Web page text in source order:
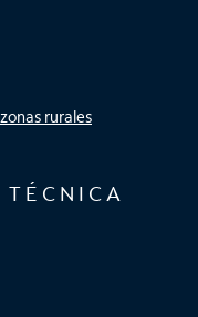
rurales